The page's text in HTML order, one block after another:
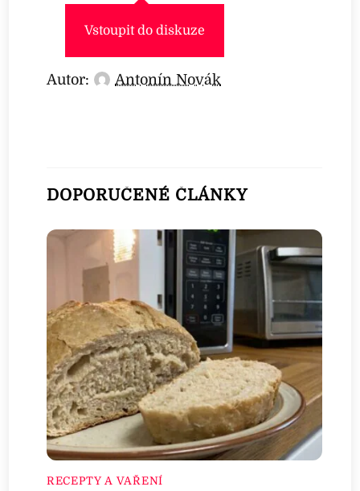
Vstoupit do diskuze
Autor: Antonín Novák
DOPORUČENÉ ČLÁNKY
RECEPTY A VAŘENÍ